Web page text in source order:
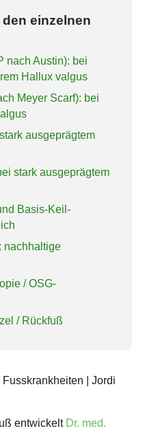
Fuß
/ Hallux
Arthritis
Metatarsalgie
OP
OP
OP
/ OSG
Füße
einzelnen
nach Austin): bei
Hallux valgus
Meyer Scarf): bei
ausgeprägtem
stark ausgeprägtem
Basis-Keil-
nachhaltige
/ OSG-
/ Rückfuß
entwickelt Dr. med.